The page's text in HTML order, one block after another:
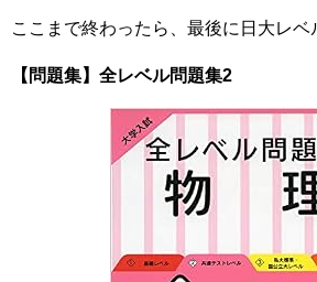
ここまで終わったら、最後に日大レベ
【問題集】全レベル問題集2